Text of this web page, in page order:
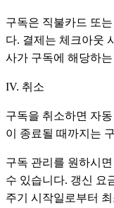
구독은 직불카드 또
다. 결제는 체크아웃
사가 구독에 해당하
IV. 취소
구독을 취소하면 자
이 종료될 때까지는
구독 관리를 원하시면
수 있습니다. 갱신 요
주기 시작일로부터